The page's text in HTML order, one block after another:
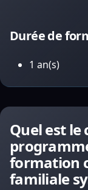
Durée de
1 an(s)
Quel est le
formation
familiale